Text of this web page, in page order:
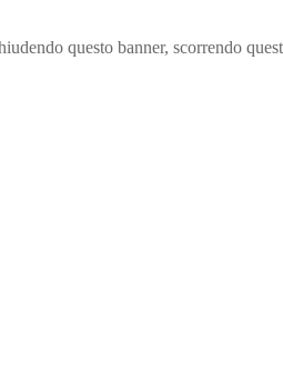
questo banner, scorrendo